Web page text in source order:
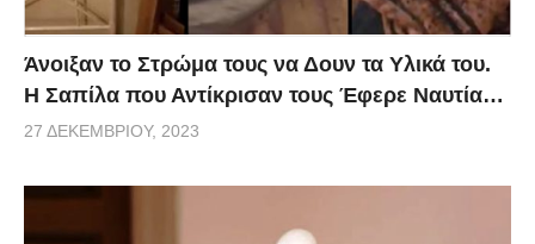
Άνοιξαν το Στρώμα τους να Δουν τα Υλικά του.
Η Σαπίλα που Αντίκρισαν τους Έφερε Ναυτία…
27 ΔΕΚΕΜΒΡΊΟΥ, 2023